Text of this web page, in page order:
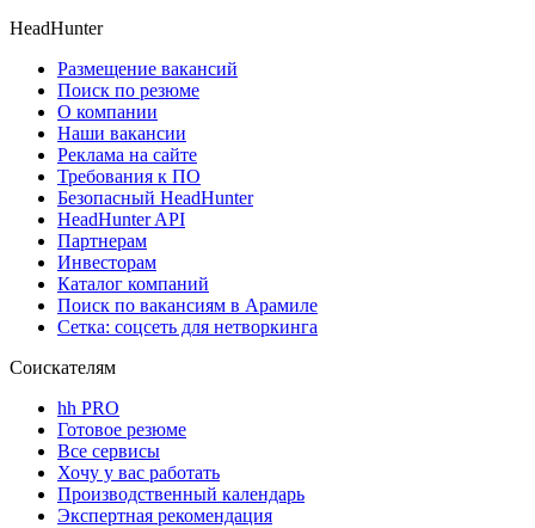
HeadHunter
Размещение вакансий
Поиск по резюме
О компании
Наши вакансии
Реклама на сайте
Требования к ПО
Безопасный HeadHunter
HeadHunter API
Партнерам
Инвесторам
Каталог компаний
Поиск по вакансиям в Арамиле
Сетка: соцсеть для нетворкинга
Соискателям
hh PRO
Готовое резюме
Все сервисы
Хочу у вас работать
Производственный календарь
Экспертная рекомендация